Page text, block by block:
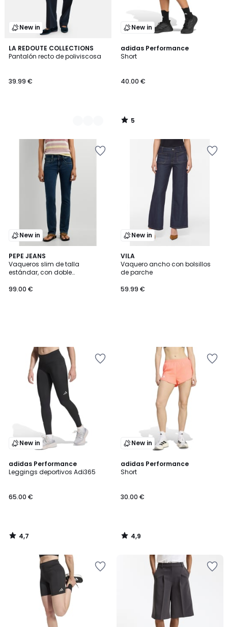
New in
LA REDOUTE COLLECTIONS
Pantalón recto de poliviscosa
39.99 €
3
Colores
New in
adidas Performance
Short
40.00 €
5
/
5
/
New in
PEPE JEANS
Vaqueros slim de talla
estándar, con doble
99.00 €
New in
VILA
Vaquero ancho con bolsillos
de parche
59.99 €
New in
adidas Performance
Leggings deportivos Adi365
65.00 €
4,7
/ 5
4,7
/
New in
adidas Performance
Short
30.00 €
4,9
/ 5
4,9
/